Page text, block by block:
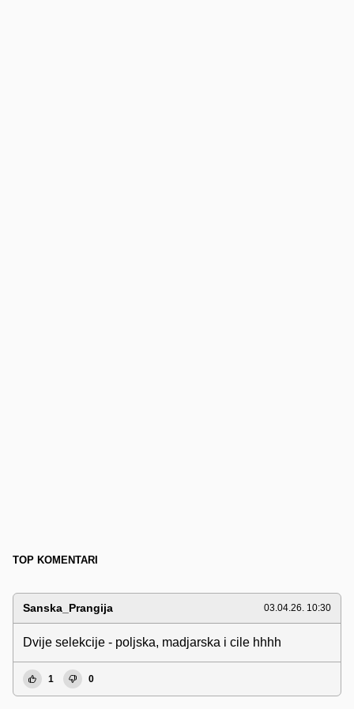
TOP KOMENTARI
Sanska_Prangija 03.04.26. 10:30
Dvije selekcije - poljska, madjarska i cile hhhh
1 0